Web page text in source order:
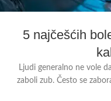
5 najčešćih
Ljudi generalno ne vole
zaboli zub. Često se